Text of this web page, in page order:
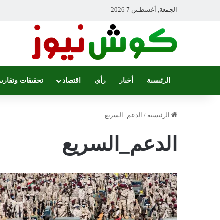
الجمعة, أغسطس 7 2026
الرئيسية أخبار رأي اقتصاد تحقيقات
الرئيسية / الدعم_السريع
الدعم_السريع